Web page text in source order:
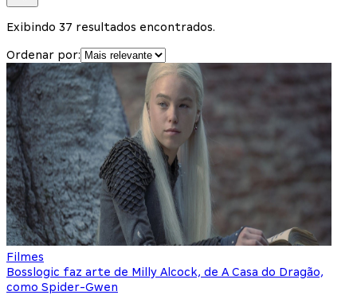
Exibindo 37 resultados encontrados.
Ordenar por:
Filmes
Bosslogic faz arte de Milly Alcock, de A Casa do Dragão,
como Spider-Gwen